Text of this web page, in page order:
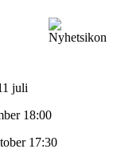
juli
18:00
17:30